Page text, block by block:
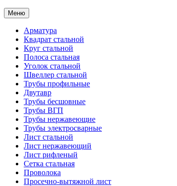
Меню
Арматура
Квадрат стальной
Круг стальной
Полоса стальная
Уголок стальной
Швеллер стальной
Трубы профильные
Двутавр
Трубы бесшовные
Трубы ВГП
Трубы нержавеющие
Трубы электросварные
Лист стальной
Лист нержавеющий
Лист рифленый
Сетка стальная
Проволока
Просечно-вытяжной лист